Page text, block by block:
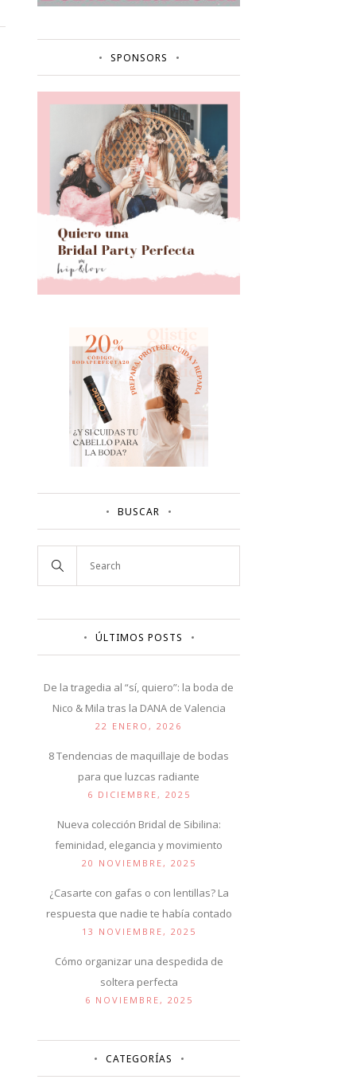
SPONSORS
BUSCAR
ÚLTIMOS POSTS
De la tragedia al “sí, quiero”: la boda de
Nico & Mila tras la DANA de Valencia
22 ENERO, 2026
8 Tendencias de maquillaje de bodas
para que luzcas radiante
6 DICIEMBRE, 2025
Nueva colección Bridal de Sibilina:
feminidad, elegancia y movimiento
20 NOVIEMBRE, 2025
¿Casarte con gafas o con lentillas? La
respuesta que nadie te había contado
13 NOVIEMBRE, 2025
Cómo organizar una despedida de
soltera perfecta
6 NOVIEMBRE, 2025
CATEGORÍAS